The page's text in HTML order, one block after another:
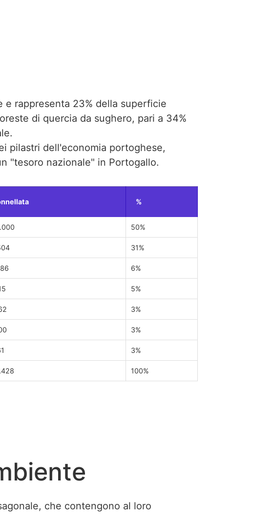
e rappresenta 23% della superficie
di quercia da sughero, pari a 34%
pilastri dell'economia portoghese,
"tesoro nazionale" in Portogallo.
%
50%
31%
6%
5%
3%
3%
3%
100%
che contengono al loro